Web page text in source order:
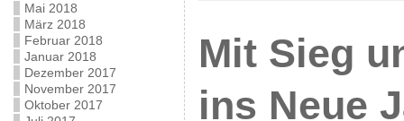
Mai 2018
März 2018
Februar 2018
Januar 2018
Dezember 2017
November 2017
Oktober 2017
Mit Sieg
ins Neue